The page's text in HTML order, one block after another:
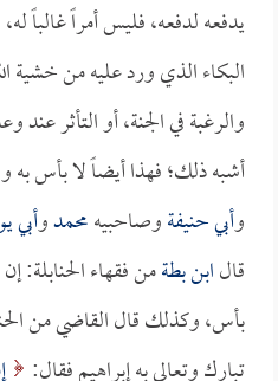
يدفعه لدفعه، فليس أمراً غالباً
البكاء الذي ورد عليه من
والرغبة في الجنة، أو التأثر عند
أشبه ذلك؛ فهذا أيضاً لا بأس به
وأبي حنيفةوصاحبيهمحمدو
قالابن بطةمن فقهاء الحنابلة:
بأس، وكذلك قال القاضي من